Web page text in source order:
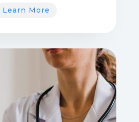
Learn More